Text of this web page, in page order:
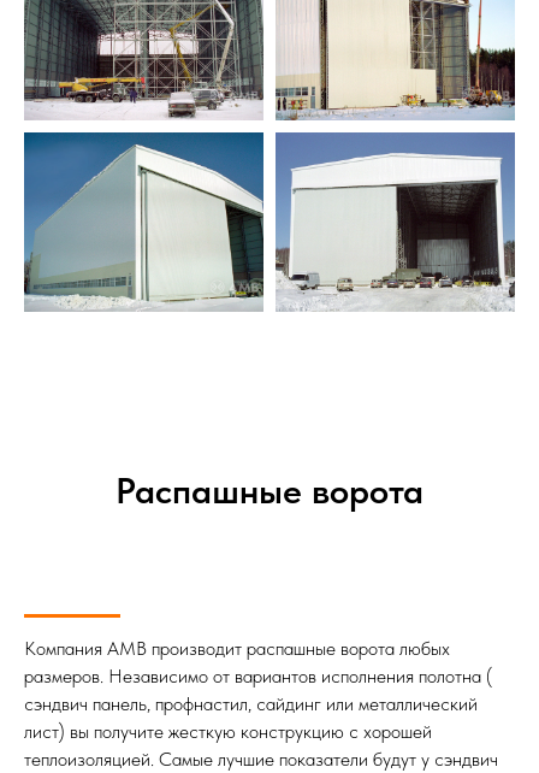
Распашные ворота
Компания АМВ производит распашные ворота любых
размеров. Независимо от вариантов исполнения полотна (
сэндвич панель, профнастил, сайдинг или металлический
лист) вы получите жесткую конструкцию с хорошей
теплоизоляцией. Самые лучшие показатели будут у сэндвич